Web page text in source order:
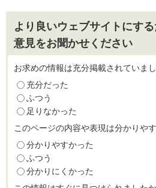
より良いウェブサイトにす
意見をお聞かせください
お求めの情報は充分掲載されていま
充分だった
ふつう
足りなかった
このページの内容や表現は分かりや
分かりやすかった
ふつう
分かりにくかった